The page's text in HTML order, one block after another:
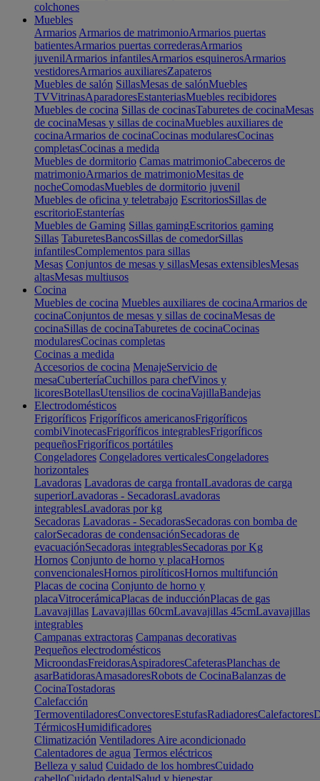
colchones
Muebles
Armarios Armarios de matrimonioArmarios puertas
batientesArmarios puertas correderasArmarios
juvenilArmarios infantilesArmarios esquinerosArmarios
vestidoresArmarios auxiliaresZapateros
Muebles de salón SillasMesas de salónMuebles
TVVitrinasAparadoresEstanteriasMuebles recibidores
Muebles de cocina Sillas de cocinasTaburetes de cocinaMesas
de cocinaMesas y sillas de cocinaMuebles auxiliares de
cocinaArmarios de cocinaCocinas modularesCocinas
completasCocinas a medida
Muebles de dormitorio Camas matrimonioCabeceros de
matrimonioArmarios de matrimonioMesitas de
nocheComodasMuebles de dormitorio juvenil
Muebles de oficina y teletrabajo EscritoriosSillas de
escritorioEstanterías
Muebles de Gaming Sillas gamingEscritorios gaming
Sillas TaburetesBancosSillas de comedorSillas
infantilesComplementos para sillas
Mesas Conjuntos de mesas y sillasMesas extensiblesMesas
altasMesas multiusos
Cocina
Muebles de cocina Muebles auxiliares de cocinaArmarios de
cocinaConjuntos de mesas y sillas de cocinaMesas de
cocinaSillas de cocinaTaburetes de cocinaCocinas
modularesCocinas completas
Cocinas a medida
Accesorios de cocina MenajeServicio de
mesaCuberteríaCuchillos para chefVinos y
licoresBotellasUtensilios de cocinaVajillaBandejas
Electrodomésticos
Frigoríficos Frigoríficos americanosFrigoríficos
combiVinotecasFrigoríficos integrablesFrigoríficos
pequeñosFrigoríficos portátiles
Congeladores Congeladores verticalesCongeladores
horizontales
Lavadoras Lavadoras de carga frontalLavadoras de carga
superiorLavadoras - SecadorasLavadoras
integrablesLavadoras por kg
Secadoras Lavadoras - SecadorasSecadoras con bomba de
calorSecadoras de condensaciónSecadoras de
evacuaciónSecadoras integrablesSecadoras por Kg
Hornos Conjunto de horno y placaHornos
convencionalesHornos pirolíticosHornos multifunción
Placas de cocina Conjunto de horno y
placaVitrocerámicaPlacas de inducciónPlacas de gas
Lavavajillas Lavavajillas 60cmLavavajillas 45cmLavavajillas
integrables
Campanas extractoras Campanas decorativas
Pequeños electrodomésticos
MicroondasFreidorasAspiradoresCafeterasPlanchas de
asarBatidorasAmasadoresRobots de CocinaBalanzas de
CocinaTostadoras
Calefacción
TermoventiladoresConvectoresEstufasRadiadoresCalefactores
TérmicosHumidificadores
Climatización Ventiladores Aire acondicionado
Calentadores de agua Termos eléctricos
Belleza y salud Cuidado de los hombresCuidado
cabelloCuidado dentalSalud y bienestar